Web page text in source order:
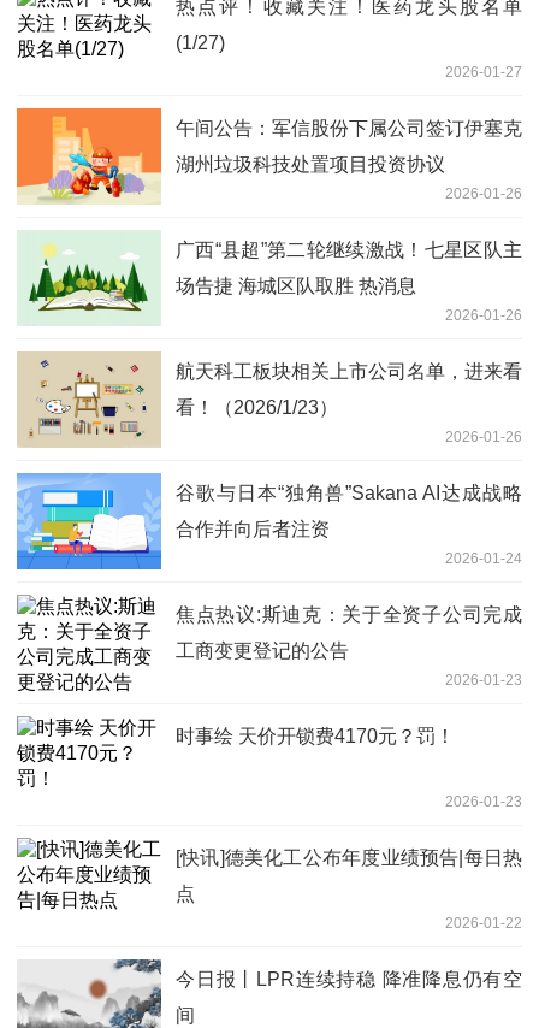
热点评！收藏关注！医药龙头股名单
(1/27)
2026-01-27
午间公告：军信股份下属公司签订伊塞克
湖州垃圾科技处置项目投资协议
2026-01-26
广西“县超”第二轮继续激战！七星区队主
场告捷 海城区队取胜 热消息
2026-01-26
航天科工板块相关上市公司名单，进来看
看！（2026/1/23）
2026-01-26
谷歌与日本“独角兽”Sakana AI达成战略
合作并向后者注资
2026-01-24
焦点热议:斯迪克：关于全资子公司完成
工商变更登记的公告
2026-01-23
时事绘 天价开锁费4170元？罚！
2026-01-23
[快讯]德美化工公布年度业绩预告|每日热
点
2026-01-22
今日报丨LPR连续持稳 降准降息仍有空
间